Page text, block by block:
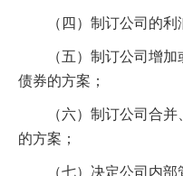
（四）制订公司的利
（五）制订公司增加
债券的方案；
（六）制订公司合并
的方案；
（七）决定公司内部